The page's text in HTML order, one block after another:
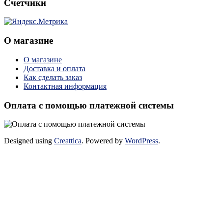
Счетчики
О магазине
О магазине
Доставка и оплата
Как сделать заказ
Контактная информация
Оплата с помощью платежной системы
Designed using Creattica. Powered by WordPress.